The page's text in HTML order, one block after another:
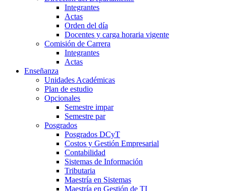
Integrantes
Actas
Orden del día
Docentes y carga horaria vigente
Comisión de Carrera
Integrantes
Actas
Enseñanza
Unidades Académicas
Plan de estudio
Opcionales
Semestre impar
Semestre par
Posgrados
Posgrados DCyT
Costos y Gestión Empresarial
Contabilidad
Sistemas de Información
Tributaria
Maestría en Sistemas
Maestría en Gestión de TI